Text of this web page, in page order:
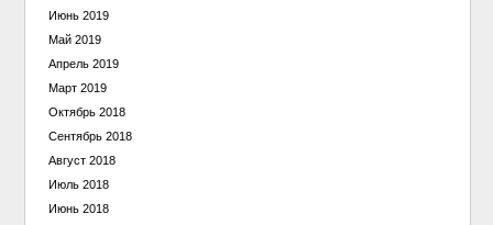
Июнь 2019
Май 2019
Апрель 2019
Март 2019
Октябрь 2018
Сентябрь 2018
Август 2018
Июль 2018
Июнь 2018